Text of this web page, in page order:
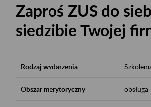
Zaproś ZUS do
siedzibie Twojej
Rodzaj wydarzenia
Obszar merytoryczny